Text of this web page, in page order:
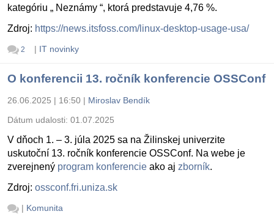
kategóriu „ Neznámy “, ktorá predstavuje 4,76 %.
Zdroj: https://news.itsfoss.com/linux-desktop-usage-usa/
2 | IT novinky
O konferencii 13. ročník konferencie OSSConf
26.06.2025 | 16:50 | Miroslav Bendík
Dátum udalosti: 01.07.2025
V dňoch 1. – 3. júla 2025 sa na Žilinskej univerzite
uskutoční 13. ročník konferencie OSSConf. Na webe je
zverejnený program konferencie ako aj zborník.
Zdroj: ossconf.fri.uniza.sk
| Komunita